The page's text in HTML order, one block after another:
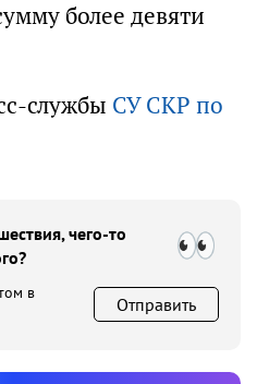
более девяти
службы СУ СКР по
чего-то
в
Отправить